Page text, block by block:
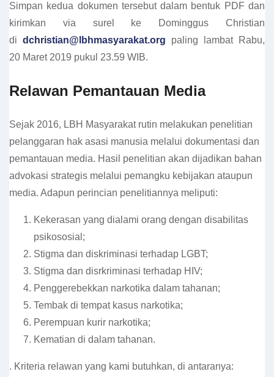
Simpan kedua dokumen tersebut dalam bentuk PDF dan
kirimkan via surel ke Dominggus Christian
di dchristian@lbhmasyarakat.org paling lambat Rabu,
20 Maret 2019 pukul 23.59 WIB.
Relawan Pemantauan Media
Sejak 2016, LBH Masyarakat rutin melakukan penelitian
pelanggaran hak asasi manusia melalui dokumentasi dan
pemantauan media. Hasil penelitian akan dijadikan bahan
advokasi strategis melalui pemangku kebijakan ataupun
media. Adapun perincian penelitiannya meliputi:
Kekerasan yang dialami orang dengan disabilitas
psikososial;
Stigma dan diskriminasi terhadap LGBT;
Stigma dan disrkriminasi terhadap HIV;
Penggerebekkan narkotika dalam tahanan;
Tembak di tempat kasus narkotika;
Perempuan kurir narkotika;
Kematian di dalam tahanan.
. Kriteria relawan yang kami butuhkan, di antaranya: